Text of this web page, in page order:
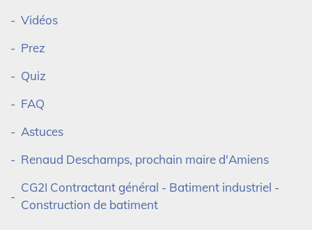
Vidéos
Prez
Quiz
FAQ
Astuces
Renaud Deschamps, prochain maire d'Amiens
CG2I Contractant général - Batiment industriel -
Construction de batiment